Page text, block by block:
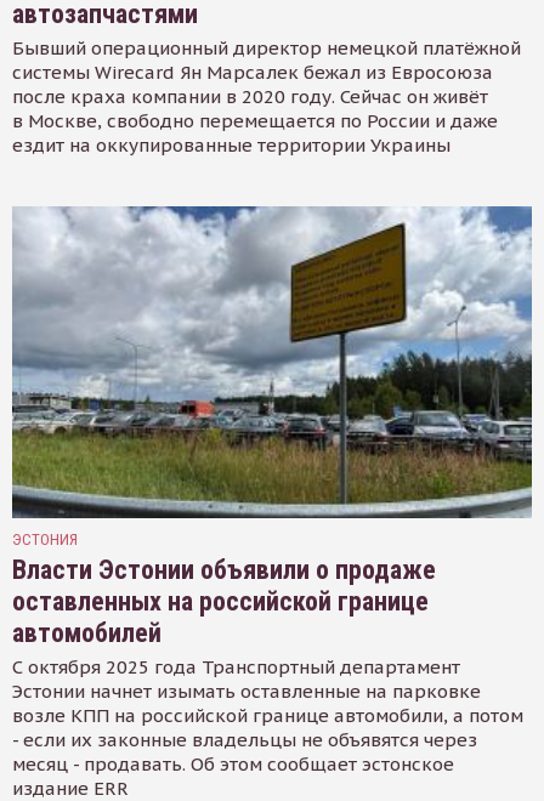
автозапчастями
Бывший операционный директор немецкой платёжной
системы Wirecard Ян Марсалек бежал из Евросоюза
после краха компании в 2020 году. Сейчас он живёт
в Москве, свободно перемещается по России и даже
ездит на оккупированные территории Украины
ЭСТОНИЯ
Власти Эстонии объявили о продаже
оставленных на российской границе
автомобилей
С октября 2025 года Транспортный департамент
Эстонии начнет изымать оставленные на парковке
возле КПП на российской границе автомобили, а потом
- если их законные владельцы не объявятся через
месяц - продавать. Об этом сообщает эстонское
издание ERR